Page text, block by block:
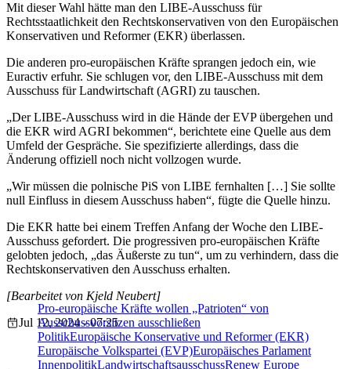
Mit dieser Wahl hätte man den LIBE-Ausschuss für
Rechtsstaatlichkeit den Rechtskonservativen von den Europäischen
Konservativen und Reformer (EKR) überlassen.
Die anderen pro-europäischen Kräfte sprangen jedoch ein, wie
Euractiv erfuhr. Sie schlugen vor, den LIBE-Ausschuss mit dem
Ausschuss für Landwirtschaft (AGRI) zu tauschen.
„Der LIBE-Ausschuss wird in die Hände der EVP übergehen und
die EKR wird AGRI bekommen“, berichtete eine Quelle aus dem
Umfeld der Gespräche. Sie spezifizierte allerdings, dass die
Änderung offiziell noch nicht vollzogen wurde.
„Wir müssen die polnische PiS von LIBE fernhalten […] Sie sollte
null Einfluss in diesem Ausschuss haben“, fügte die Quelle hinzu.
Die EKR hatte bei einem Treffen Anfang der Woche den LIBE-
Ausschuss gefordert. Die progressiven pro-europäischen Kräfte
gelobten jedoch, „das Äußerste zu tun“, um zu verhindern, dass die
Rechtskonservativen den Ausschuss erhalten.
Pro-europäische Kräfte wollen „Patrioten“ von
Ausschussvorsitzen ausschließen
[Bearbeitet von Kjeld Neubert]
Jul 12, 2024 - 07:25
PolitikEuropäische Konservative und Reformer (EKR)
Europäische Volkspartei (EVP)Europäisches Parlament
InnenpolitikLandwirtschaftsausschussRenew Europe